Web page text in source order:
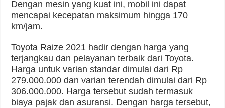
Dengan mesin yang kuat ini, mobil ini dapat
mencapai kecepatan maksimum hingga 170
km/jam.
Toyota Raize 2021 hadir dengan harga yang
terjangkau dan pelayanan terbaik dari Toyota.
Harga untuk varian standar dimulai dari Rp
279.000.000 dan varian terendah dimulai dari Rp
306.000.000. Harga tersebut sudah termasuk
biaya pajak dan asuransi. Dengan harga tersebut,